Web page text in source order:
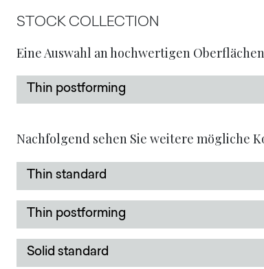
STOCK COLLECTION
Eine Auswahl an hochwertigen
Thin postforming
Nachfolgend sehen Sie weitere mögliche
Thin standard
Thin postforming
Solid standard